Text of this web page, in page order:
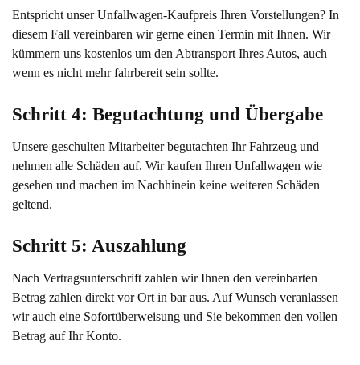
Entspricht unser Unfallwagen-Kaufpreis Ihren Vorstellungen? In
diesem Fall vereinbaren wir gerne einen Termin mit Ihnen. Wir
kümmern uns kostenlos um den Abtransport Ihres Autos, auch
wenn es nicht mehr fahrbereit sein sollte.
Schritt 4: Begutachtung und Übergabe
Unsere geschulten Mitarbeiter begutachten Ihr Fahrzeug und
nehmen alle Schäden auf. Wir kaufen Ihren Unfallwagen wie
gesehen und machen im Nachhinein keine weiteren Schäden
geltend.
Schritt 5: Auszahlung
Nach Vertragsunterschrift zahlen wir Ihnen den vereinbarten
Betrag zahlen direkt vor Ort in bar aus. Auf Wunsch veranlassen
wir auch eine Sofortüberweisung und Sie bekommen den vollen
Betrag auf Ihr Konto.